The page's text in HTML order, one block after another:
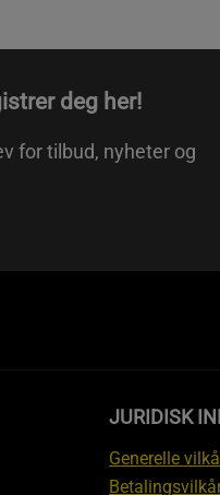
deg her!
for tilbud, nyheter og
JURIDISK
Generelle